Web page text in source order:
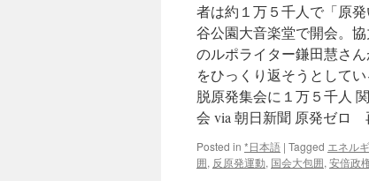
者は約１万５千人で「原
谷公園大音楽堂で開会。
のルポライター鎌田慧さ
をひっくり返そうとして
脱原発集会に１万５千人
会 via 朝日新聞 原発ゼロ
Posted in *日本語 | Tagged エネル
囲, 反原発運動, 国会大包囲, 安倍政